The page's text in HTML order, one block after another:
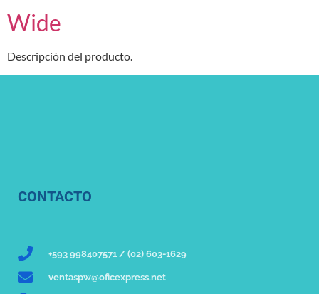
Wide
Descripción del producto.
CONTACTO
+593 998407571 / (02) 603-1629
ventaspw@oficexpress.net